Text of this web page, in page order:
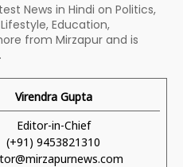
News in Hindi on Politics,
Education,
from Mirzapur and is
Virendra Gupta
Editor-in-Chief
(+91) 9453821310